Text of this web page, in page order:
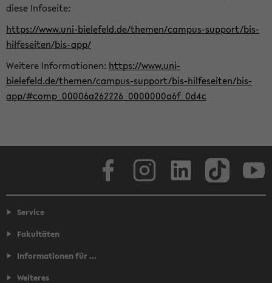
diese Infoseite:
https://www.uni-bielefeld.de/themen/campus-support/bis-
hilfeseiten/bis-app/
Weitere Informationen: https://www.uni-
bielefeld.de/themen/campus-support/bis-hilfeseiten/bis-
app/#comp_00006a262226_0000000a6f_0d4c
Service
Fakultäten
Informationen für ...
Weiteres